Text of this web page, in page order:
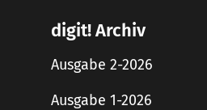
digit! Archiv
Ausgabe 2-2026
Ausgabe 1-2026